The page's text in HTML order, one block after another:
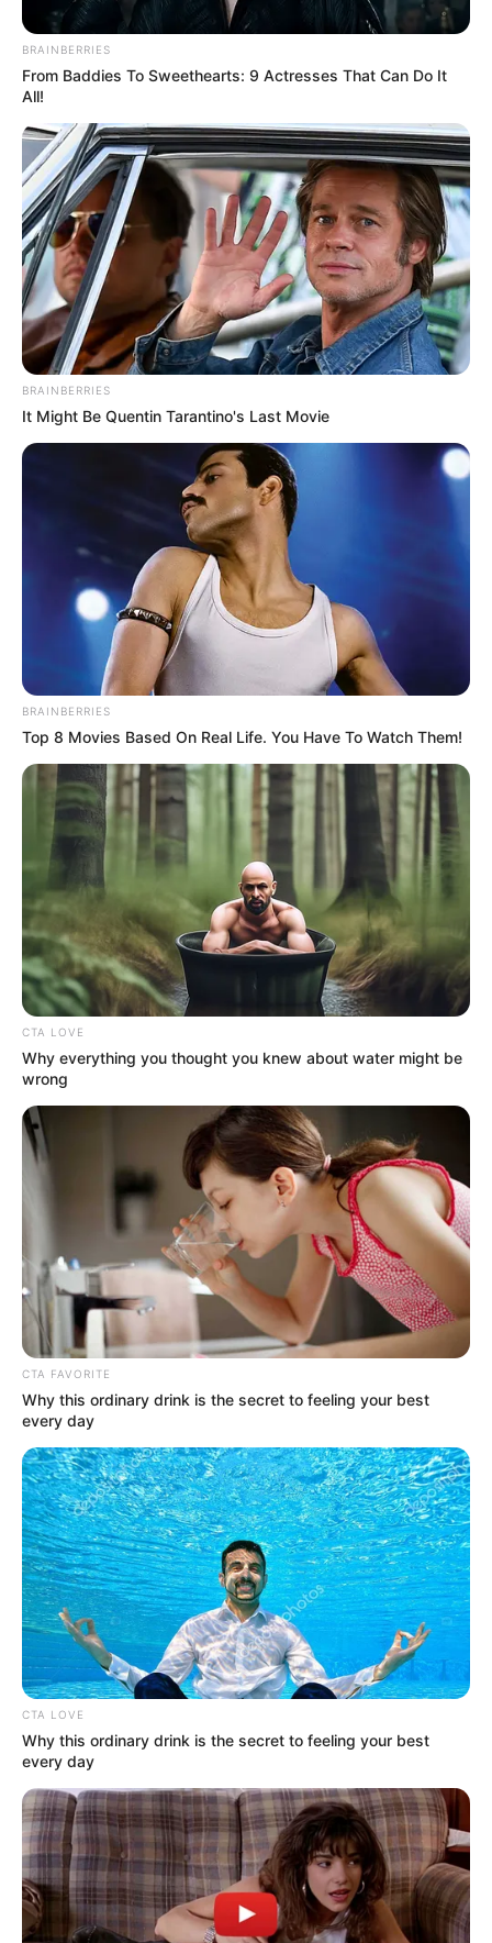
CUT
Manifestaciones y plantones en
Medellín, 29 y 30 de julio: ¿habrá
bloqueos?
PROTESTAS
Protestas en el Andino:
realizan besatón tras
discriminación en Bogotá
20 DE JULIO
🔴EN VIVO |
Manifestaciones, 20 de
julio de 2026 en Bogotá
CIERRES EN TRANSMILENIO
interviene el UNDMO
MANIFESTACIONES EN
BOGOTÁ
Pilas con estas vías: habrá
manifestaciones en
Bogotá del 3 al 7 de julio
de 2026
marchas del Orgullo
LGBTIQ+ en Bogotá
BLOQUEOS POR
MANIFESTACIONES EN
BOGOTÁ
🔴 EN VIVO |Pilas si va por
la Séptima: así están las
manifestaciones este
martes 23 de junio
Agenda de
manifestaciones en
Bogotá del 23 al 28 de
junio: autoridades, en
alerta tras elecciones
MANIFESTACIONES
Manifestación generó
Parque de los Hippies
MANIFESTACIONES
🔴 En vivo | Hinchas
generan caos en la
avenida Esperanza, en
Bogotá
BRAINBERRIES
From Baddies To Sweethearts: 9 Actresses That Can Do It
All!
BRAINBERRIES
It Might Be Quentin Tarantino's Last Movie
BRAINBERRIES
Top 8 Movies Based On Real Life. You Have To Watch Them!
CTA LOVE
Why everything you thought you knew about water might be
wrong
CTA FAVORITE
Why this ordinary drink is the secret to feeling your best
every day
CTA LOVE
Why this ordinary drink is the secret to feeling your best
every day